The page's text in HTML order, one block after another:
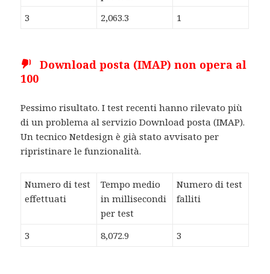
3 2,063.3 1
Download posta (IMAP) non opera al
100
Pessimo risultato. I test recenti hanno rilevato più
di un problema al servizio Download posta (IMAP).
Un tecnico Netdesign è già stato avvisato per
ripristinare le funzionalità.
Numero di test
effettuati
Tempo medio
in millisecondi
per test
Numero di test
falliti
3 8,072.9 3